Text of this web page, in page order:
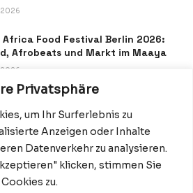
Privatsphäre
um Ihr Surferlebnis zu
Anzeigen oder Inhalte
Datenverkehr zu analysieren.
klicken, stimmen Sie
zu.
Food Festival Berlin 2026:
Afrobeats und Markt im Maaya
Impressum Startseite